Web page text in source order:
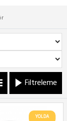
Filtreleme
YOLDA